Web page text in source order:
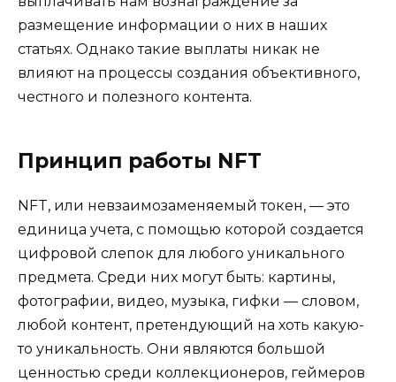
размещение информации о них в наших
статьях. Однако такие выплаты никак не
влияют на процессы создания объективного,
честного и полезного контента.
Принцип работы NFT
NFT, или невзаимозаменяемый токен, — это
единица учета, с помощью которой создается
цифровой слепок для любого уникального
предмета. Среди них могут быть: картины,
фотографии, видео, музыка, гифки — словом,
любой контент, претендующий на хоть какую-
то уникальность. Они являются большой
ценностью среди коллекционеров, геймеров